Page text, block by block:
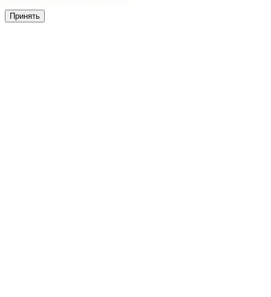
Принять